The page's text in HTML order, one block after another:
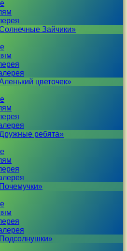
Зайчики»
цветочек»
ребята»